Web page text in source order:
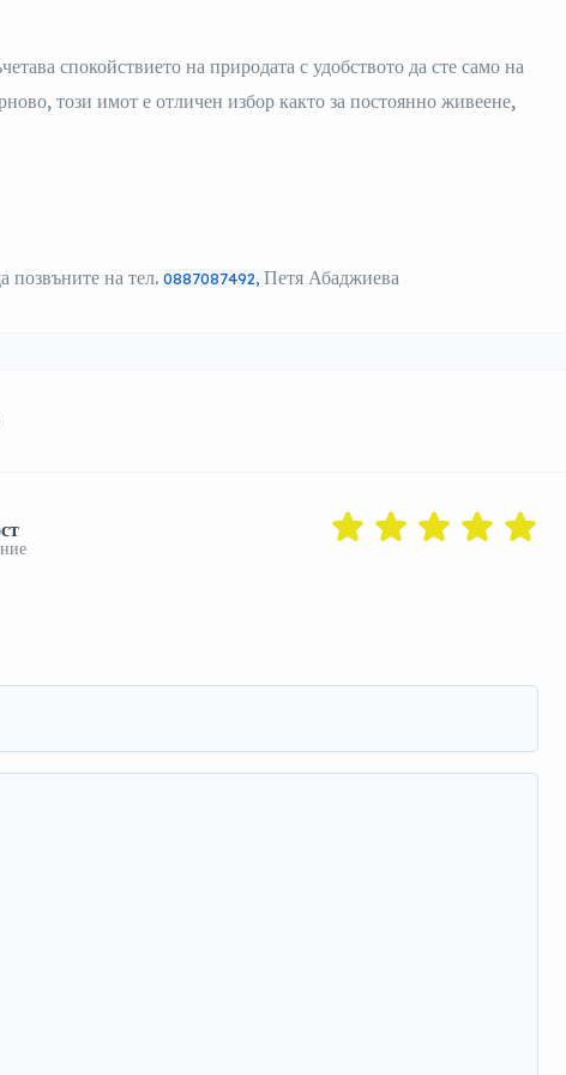
спокойствието на природата с удобството да сте само на
този имот е отличен избор както за постоянно живеене,
позвъните на тел. 0887087492, Петя Абаджиева